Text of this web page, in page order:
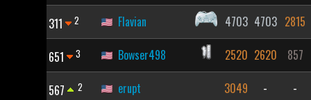
311 2 Flavian 4703 4703 2815
651 3 Bowser498 2520 2620 857
567 2 erupt 3049 - -